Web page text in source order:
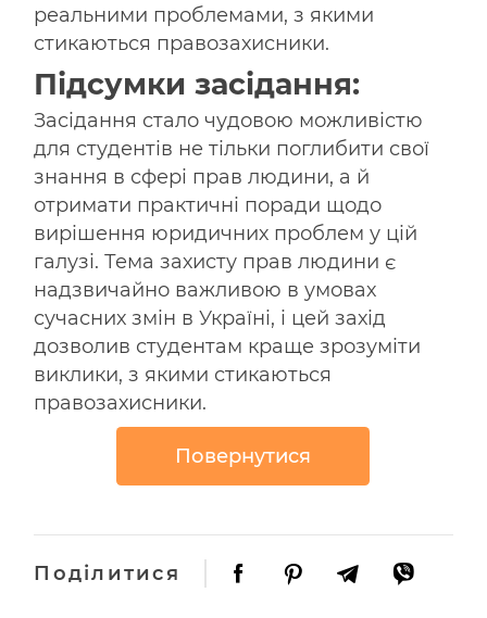
реальними проблемами, з якими
стикаються правозахисники.
Підсумки засідання:
Засідання стало чудовою можливістю
для студентів не тільки поглибити свої
знання в сфері прав людини, а й
отримати практичні поради щодо
вирішення юридичних проблем у цій
галузі. Тема захисту прав людини є
надзвичайно важливою в умовах
сучасних змін в Україні, і цей захід
дозволив студентам краще зрозуміти
виклики, з якими стикаються
правозахисники.
Повернутися
Поділитися